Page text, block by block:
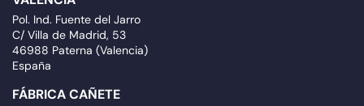
Pol. Ind. Fuente del Jarro
C/ Villa de Madrid, 53
46988 Paterna (Valencia)
España
FÁBRICA CAÑETE